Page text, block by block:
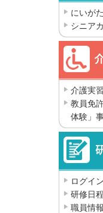
にいが
シニア
介護実
教員免
体験」
ログイン
研修日程
職員情